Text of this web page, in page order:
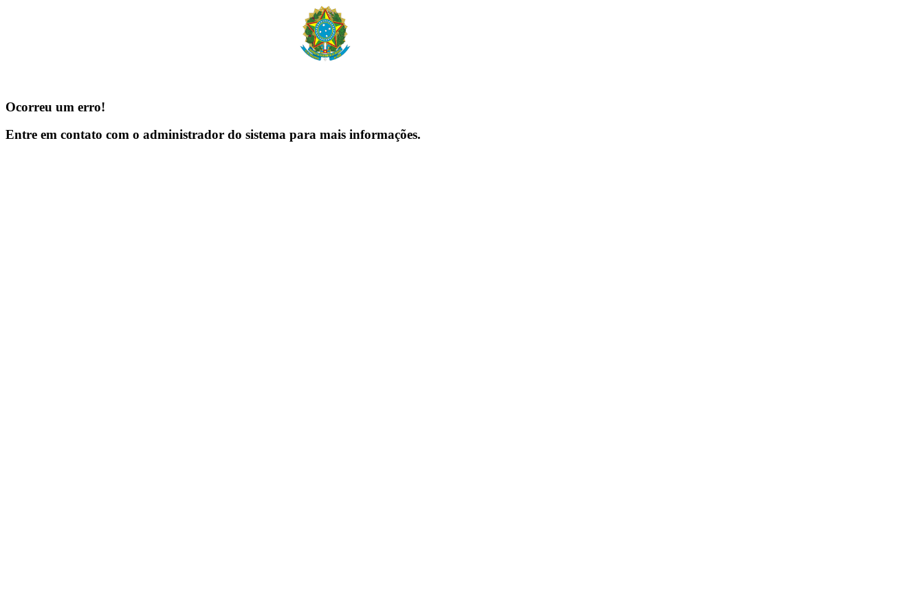
Ocorreu um erro!
Entre em contato com o administrador do sistema para mais informações.